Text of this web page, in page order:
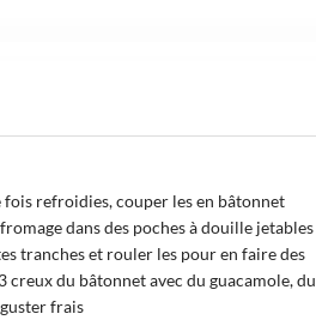
fois refroidies, couper les en bâtonnet
dans des poches à douille jetables
tranches et rouler les pour en faire des
creux du bâtonnet avec du guacamole, du
frais